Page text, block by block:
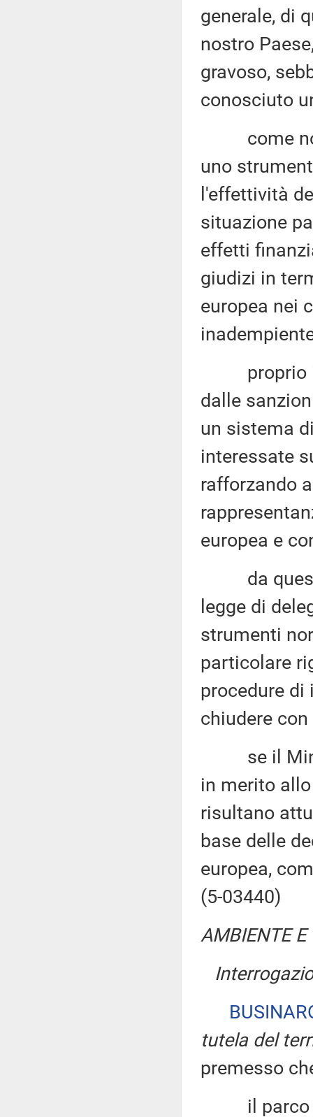
generale, di
nostro
gravoso,
conosciuto
come
uno
l'effettività
situazione
effetti
giudizi in
europea nei
proprio in
dalle
un sistema
interessate
rafforzando
europea e
da questo
legge di
strumenti
particolare
procedure
chiudere
se il
in merito
risultano
base delle
europea,
(5-03440)
AMBIENTE E
tutela del
premesso
il parco